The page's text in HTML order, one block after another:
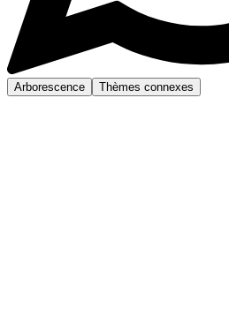
Arborescence Thèmes connexes